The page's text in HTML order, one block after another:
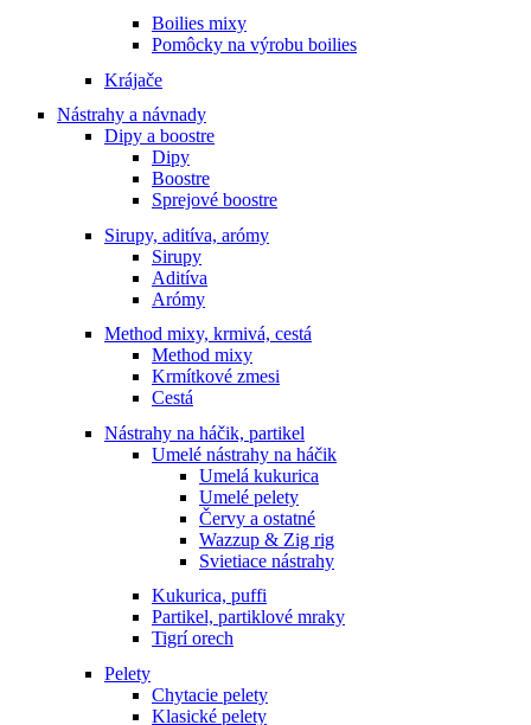
Boilies mixy
Pomôcky na výrobu boilies
Krájače
Nástrahy a návnady
Dipy a boostre
Dipy
Boostre
Sprejové boostre
Sirupy, aditíva, arómy
Sirupy
Aditíva
Arómy
Method mixy, krmivá, cestá
Method mixy
Krmítkové zmesi
Cestá
Nástrahy na háčik, partikel
Umelé nástrahy na háčik
Umelá kukurica
Umelé pelety
Červy a ostatné
Wazzup & Zig rig
Svietiace nástrahy
Kukurica, puffi
Partikel, partiklové mraky
Tigrí orech
Pelety
Chytacie pelety
Klasické pelety